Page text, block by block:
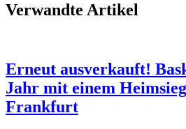
Verwandte Artikel
Erneut ausverkauft!
Jahr mit einem
Frankfurt